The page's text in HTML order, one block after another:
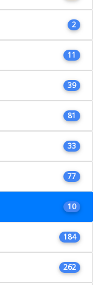
2
11
39
81
33
77
10
184
262